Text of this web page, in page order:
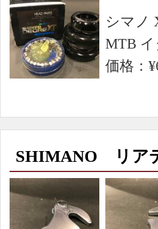
シマノ
MTB
価格：
SHIMANO リア